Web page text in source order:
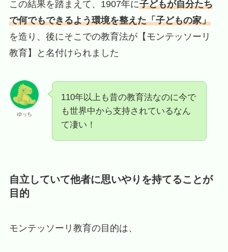
この結果を踏まえて、1907年に子どもが自分たち
で何でもできるよう環境を整えた「子どもの家」
を造り、後にそこでの教育法が【モンテッソーリ
教育】と名付けられました
ゆっち
110年以上も昔の教育法なのに今で
も世界中から支持されているなん
て凄い！
自立していて他者に思いやりを持てることが
目的
モンテッソーリ教育の目的は、